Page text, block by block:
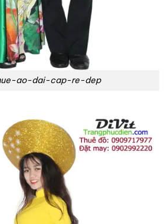
ao-dai-cap-re-dep